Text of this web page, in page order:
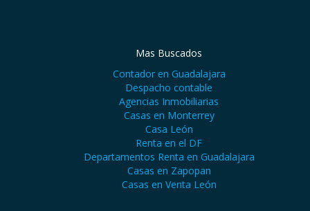
Mas Buscados
Contador en Guadalajara
Despacho contable
Agencias Inmobiliarias
Casas en Monterrey
Casa León
Renta en el DF
Departamentos Renta en Guadalajara
Casas en Zapopan
Casas en Venta León